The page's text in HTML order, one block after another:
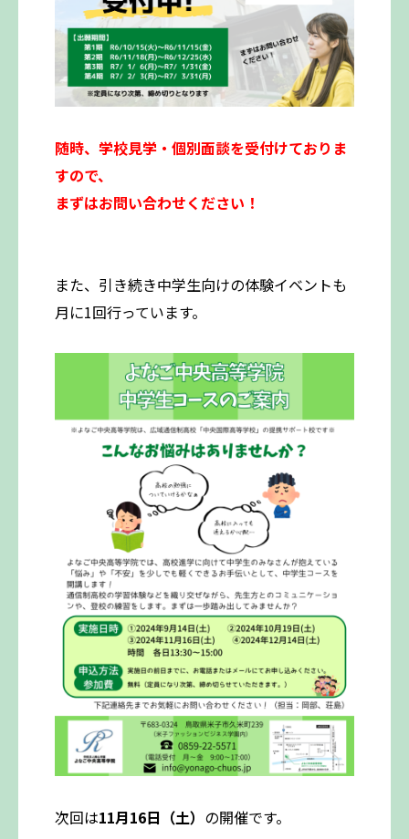
随時、学校見学・個別面談を受付けておりま
すので、
まずはお問い合わせください！
また、引き続き中学生向けの体験イベントも
月に1回行っています。
次回は11月16日（土） の開催です。